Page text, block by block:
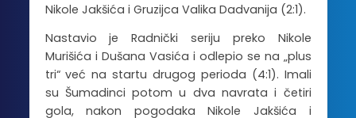
Nikole Jakšića i Gruzijca Valika Dadvanija (2:1).
Nastavio je Radnički seriju preko Nikole
Murišića i Dušana Vasića i odlepio se na „plus
tri“ već na startu drugog perioda (4:1). Imali
su Šumadinci potom u dva navrata i četiri
gola, nakon pogodaka Nikole Jakšića i